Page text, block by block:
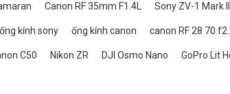
Canon RF 35mm F1.4L Sony ZV-1 Mark II
ống kính sony ống kính canon canon RF 28 70
C50 Nikon ZR DJI Osmo Nano GoPro Lit